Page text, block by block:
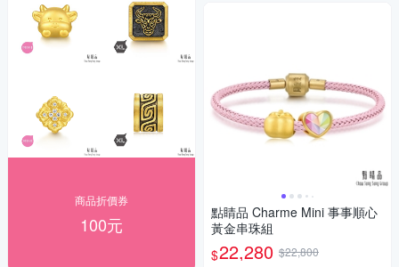
商品折價券
100元
點睛品 Charme Mini 事事順心
黃金串珠組
$22,280 $22,800